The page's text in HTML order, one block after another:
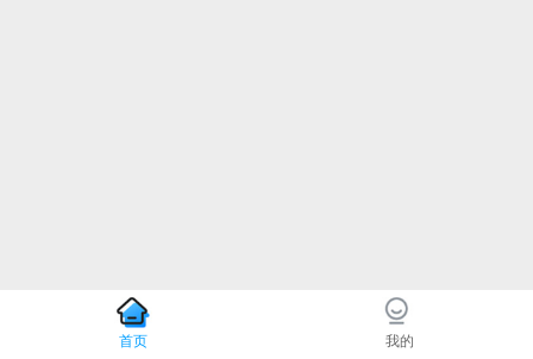
首页 我的